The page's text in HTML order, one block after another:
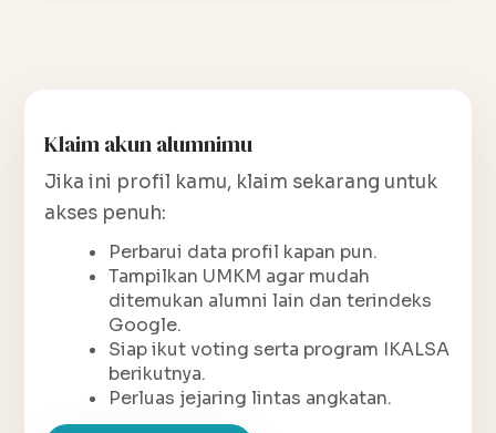
Klaim akun alumnimu
Jika ini profil kamu, klaim sekarang untuk
akses penuh:
Perbarui data profil kapan pun.
Tampilkan UMKM agar mudah
ditemukan alumni lain dan terindeks
Google.
Siap ikut voting serta program IKALSA
berikutnya.
Perluas jejaring lintas angkatan.